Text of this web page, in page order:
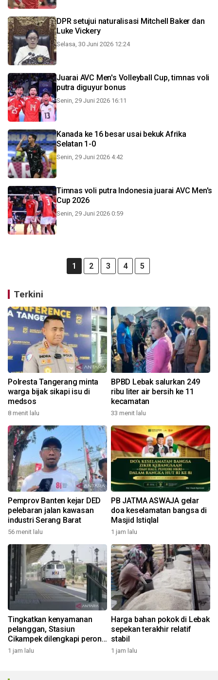
DPR setujui naturalisasi Mitchell Baker dan
Luke Vickery
Selasa, 30 Juni 2026 12:24
Juarai AVC Men's Volleyball Cup, timnas voli
putra diguyur bonus
Senin, 29 Juni 2026 16:11
Kanada ke 16 besar usai bekuk Afrika
Selatan 1-0
Senin, 29 Juni 2026 4:42
Timnas voli putra Indonesia juarai AVC Men's
Cup 2026
Senin, 29 Juni 2026 0:59
1 2 3 4 5
Terkini
Polresta Tangerang minta
warga bijak sikapi isu di
medsos
8 menit lalu
BPBD Lebak salurkan 249
ribu liter air bersih ke 11
kecamatan
33 menit lalu
Pemprov Banten kejar DED
pelebaran jalan kawasan
industri Serang Barat
56 menit lalu
PB JATMA ASWAJA gelar
doa keselamatan bangsa di
Masjid Istiqlal
1 jam lalu
Tingkatkan kenyamanan
pelanggan, Stasiun
Cikampek dilengkapi peron
tinggi
1 jam lalu
Harga bahan pokok di Lebak
sepekan terakhir relatif
stabil
1 jam lalu